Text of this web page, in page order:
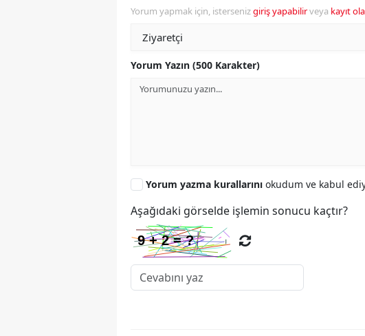
Yorum yapmak için, istersenizgiriş yapabilirveya kayıt
Yorum Yazın (500 Karakter)
Yorum yazma kurallarını okudum ve kabul
Aşağıdaki görselde işlemin sonucu kaçtır?